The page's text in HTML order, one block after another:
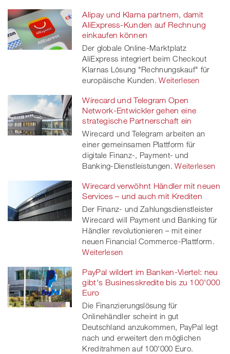
Alipay und Klarna partnern, damit
AliExpress-Kunden auf Rechnung
einkaufen können
Der globale Online-Marktplatz
AliExpress integriert beim Checkout
Klarnas Lösung "Rechnungskauf" für
europäische Kunden. Weiterlesen
Wirecard und Telegram Open
Network-Entwickler gehen eine
strategische Partnerschaft ein
Wirecard und Telegram arbeiten an
einer gemeinsamen Plattform für
digitale Finanz-, Payment- und
Banking-Dienstleistungen. Weiterlesen
Wirecard verwöhnt Händler mit neuen
Services – und auch mit Krediten
Der Finanz- und Zahlungsdienstleister
Wirecard will Payment und Banking für
Händler revolutionieren – mit einer
neuen Financial Commerce-Plattform.
Weiterlesen
PayPal wildert im Banken-Viertel: neu
gibt's Businesskredite bis zu 100'000
Euro
Die Finanzierungslösung für
Onlinehändler scheint in gut
Deutschland anzukommen, PayPal legt
nach und erweitert den möglichen
Kreditrahmen auf 100'000 Euro.